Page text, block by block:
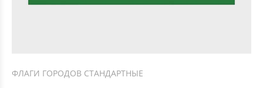
ФЛАГИ ГОРОДОВ СТАНДАРТНЫЕ